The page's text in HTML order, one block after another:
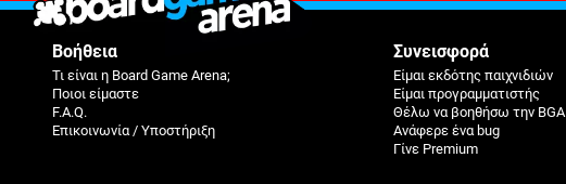
Βοήθεια
Τι είναι η Board Game Arena;
Ποιοι είμαστε
F.A.Q.
Επικοινωνία / Υποστήριξη
Συνεισφορά
Είμαι εκδότης παιχνιδιών
Είμαι προγραμματιστής
Θέλω να βοηθήσω την BGA
Ανάφερε ένα bug
Γίνε Premium